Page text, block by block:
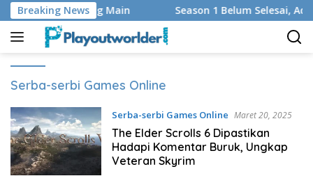
Langsung
ke
konten
Breaking News
Regu yang Main Season 1 Belum Selesai,
Serba-serbi Games Online
Serba-serbi Games Online Maret 20, 2025
The Elder Scrolls 6 Dipastikan
Hadapi Komentar Buruk, Ungkap
Veteran Skyrim